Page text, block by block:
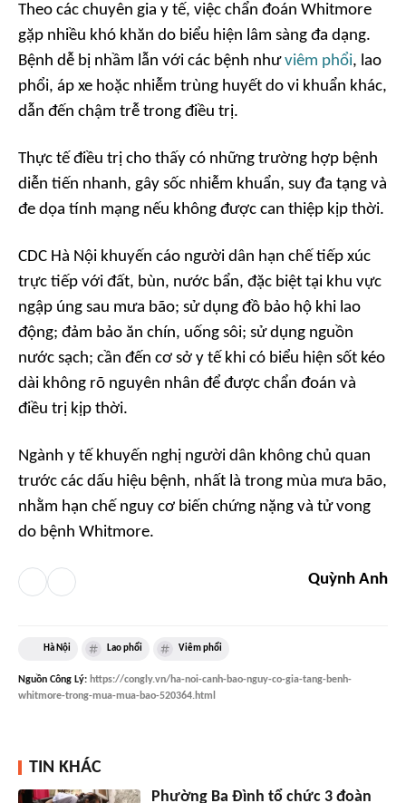
Theo các chuyên gia y tế, việc chẩn đoán Whitmore
gặp nhiều khó khăn do biểu hiện lâm sàng đa dạng.
Bệnh dễ bị nhầm lẫn với các bệnh nhưviêm phổi, lao
phổi, áp xe hoặc nhiễm trùng huyết do vi khuẩn khác,
dẫn đến chậm trễ trong điều trị.
Thực tế điều trị cho thấy có những trường hợp bệnh
diễn tiến nhanh, gây sốc nhiễm khuẩn, suy đa tạng và
đe dọa tính mạng nếu không được can thiệp kịp thời.
CDC Hà Nội khuyến cáo người dân hạn chế tiếp xúc
trực tiếp với đất, bùn, nước bẩn, đặc biệt tại khu vực
ngập úng sau mưa bão; sử dụng đồ bảo hộ khi lao
động; đảm bảo ăn chín, uống sôi; sử dụng nguồn
nước sạch; cần đến cơ sở y tế khi có biểu hiện sốt kéo
dài không rõ nguyên nhân để được chẩn đoán và
điều trị kịp thời.
Ngành y tế khuyến nghị người dân không chủ quan
trước các dấu hiệu bệnh, nhất là trong mùa mưa bão,
nhằm hạn chế nguy cơ biến chứng nặng và tử vong
do bệnh Whitmore.
Quỳnh Anh
Hà Nội Lao phổi Viêm phổi
Nguồn Công Lý: https://congly.vn/ha-noi-canh-bao-nguy-co-gia-tang-benh-
whitmore-trong-mua-mua-bao-520364.html
TIN KHÁC
Phường Ba Đình tổ chức 3 đoàn